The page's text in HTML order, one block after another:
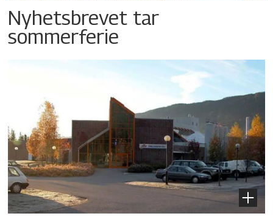
Nyhetsbrevet tar
sommerferie